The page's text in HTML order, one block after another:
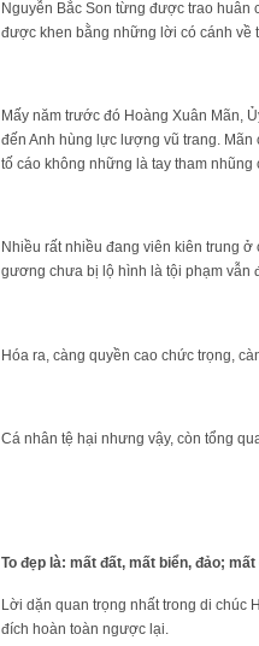
Nguyễn Bắc Son từng được trao
được khen bằng những lời có cánh về
Mấy năm trước đó Hoàng Xuân Mãn,
đến Anh hùng lực lượng vũ trang.
tố cáo không những là tay tham nhũng
Nhiều rất nhiều đang viên kiên trung
gương chưa bị lộ hình là tội phạm vẫn
Hóa ra, càng quyền cao chức trọng,
Cá nhân tệ hại nhưng vậy, còn tổng
To đẹp là: mất đất, mất biển, đảo;
Lời dặn quan trọng nhất trong di chúc
đích hoàn toàn ngược lại.